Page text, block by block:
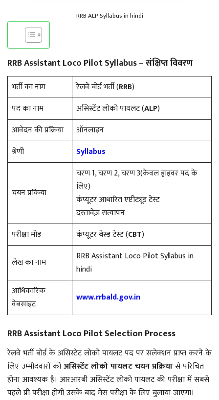
RRB ALP Syllabus in hindi
RRB Assistant Loco Pilot Syllabus – संक्षिप्त विवरण
भर्ती का नाम रेलवे बोर्ड भर्ती (RRB)
पद का नाम
असिस्टेंट लोको पायलट (ALP)
आवेदन की प्रक्रिया
ऑनलाइन
श्रेणी
Syllabus
चयन प्रकिया
चरण 1, चरण 2, चरण 3(केवल ड्राइवर पद के
लिए)
कंप्यूटर आधारित एप्टीट्यूड टेस्ट
दस्तावेज़ सत्यापन
परीक्षा मोड
कंप्यूटर बेस्ड टेस्ट (CBT)
लेख का नाम
RRB Assistant Loco Pilot Syllabus in
hindi
आधिकारिक
वेबसाइट
www.rrbald.gov.in
RRB Assistant Loco Pilot Selection Process
रेलवे भर्ती बोर्ड के असिस्टेंट लोको पायलट पद पर सलेक्शन प्राप्त करने के
लिए उम्मीदवारों कोअसिस्टेंट लोको पायलट चयन प्रक्रियासे परिचित
होना आवश्यक हैं। आरआरबी असिस्टेंट लोको पायलट की परीक्षा में सबसे
पहले प्री परीक्षा होगी उसके बाद मेंस परीक्षा के लिए बुलाया जाएगा।